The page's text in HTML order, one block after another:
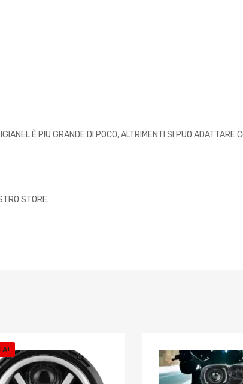
È PIU GRANDE DI POCO, ALTRIMENTI SI PUO ADATTARE
STORE.
Aggiungi ai preferiti
Aggiungi al confronto